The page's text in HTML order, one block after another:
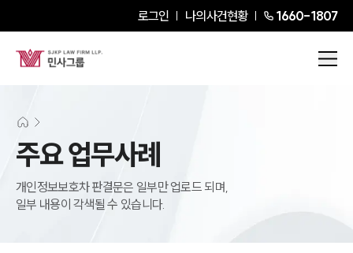
로그인 나의사건현황 1660-1807
주요 업무사례
개인정보보호차 판결문은 일부만 업로드 되며,
일부 내용이 각색될 수 있습니다.